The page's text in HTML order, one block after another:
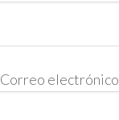
Correo electrónico